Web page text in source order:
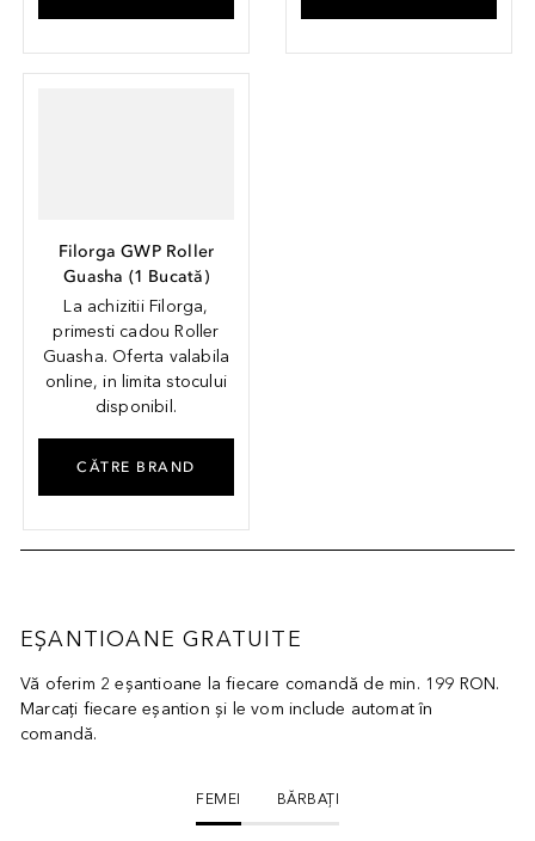
Filorga GWP Roller
Guasha (1 Bucată)
La achizitii Filorga,
primesti cadou Roller
Guasha. Oferta valabila
online, in limita stocului
disponibil.
CĂTRE BRAND
EȘANTIOANE GRATUITE
Vă oferim 2 eșantioane la fiecare comandă de min. 199 RON.
Marcați fiecare eșantion și le vom include automat în
comandă.
FEMEI BĂRBAȚI